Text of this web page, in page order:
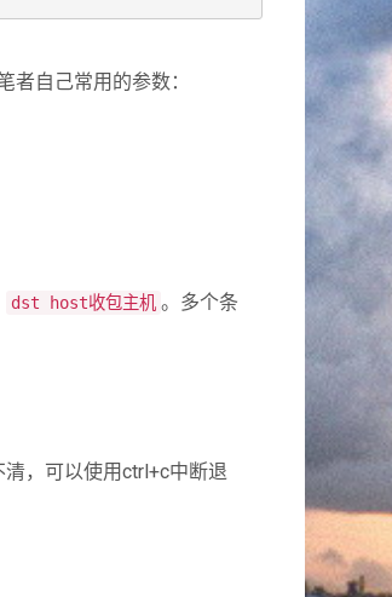
自己常用的参数：
dst host收包主机 。多个条
，可以使用ctrl+c中断退